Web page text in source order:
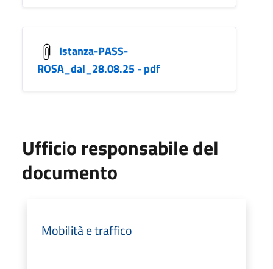
Istanza-PASS-
ROSA_dal_28.08.25 - pdf
Ufficio responsabile del
documento
Mobilità e traffico